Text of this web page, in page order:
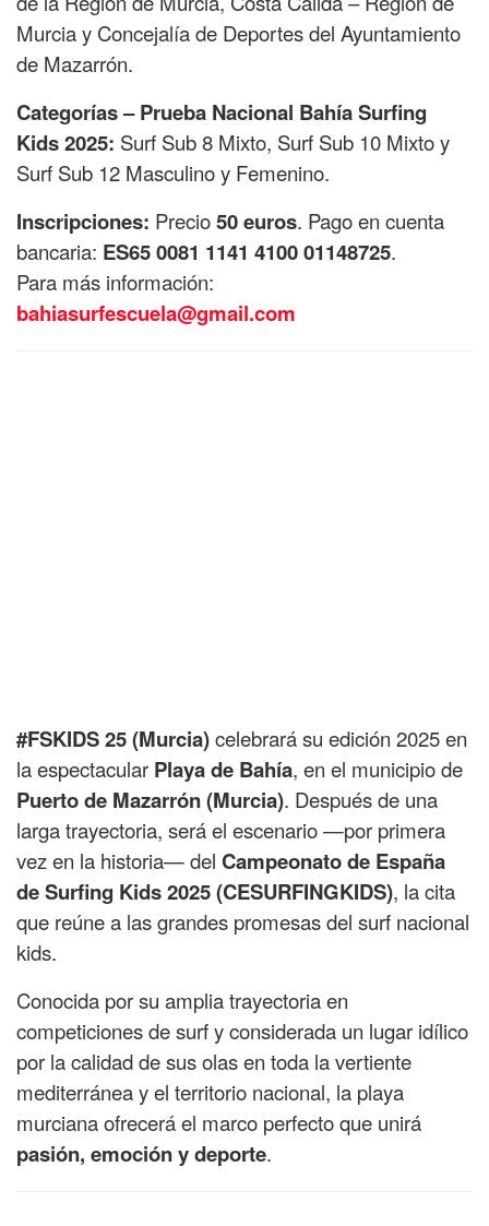
Murcia y Concejalía de Deportes del Ayuntamiento
de Mazarrón.
Categorías – Prueba Nacional Bahía Surfing
Kids 2025: Surf Sub 8 Mixto, Surf Sub 10 Mixto y
Surf Sub 12 Masculino y Femenino.
Inscripciones: Precio50 euros. Pago en cuenta
bancaria: ES65 0081 1141 4100 01148725.
Para más información:
bahiasurfescuela@gmail.com
#FSKIDS 25 (Murcia)celebrará su edición 2025 en
la espectacular Playa de Bahía, en el municipio de
Puerto de Mazarrón (Murcia). Después de una
larga trayectoria, será el escenario —por primera
vez en la historia— del Campeonato de España
de Surfing Kids 2025 (CESURFINGKIDS), la cita
que reúne a las grandes promesas del surf nacional
kids.
Conocida por su amplia trayectoria en
competiciones de surf y considerada un lugar idílico
por la calidad de sus olas en toda la vertiente
mediterránea y el territorio nacional, la playa
murciana ofrecerá el marco perfecto que unirá
pasión, emoción y deporte.